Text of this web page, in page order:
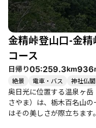
ができる温泉が点在して
す。周辺には光徳牧場や
光も楽しめるのが魅力です。 このコースは、初心者から健脚
で幅広いレベルの登山者
力に自信のある方や、アス
めです。季節ごとに異なる
葉や春の花々は見逃せませ
りの場所です。
金精峠登山口-金
コース
日帰り05:259.3km936
絶景 電車・バス 神社仏閣
奥日光に位置する温泉ヶ
さやま）は、栃木百名山
はその美しさが際立ちま